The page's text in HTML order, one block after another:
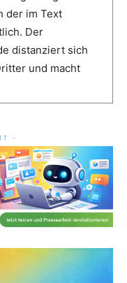
der im Text
Der
distanziert sich
und macht
-